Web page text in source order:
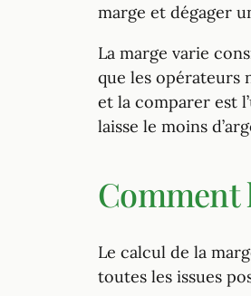
marge et dégager
La marge varie
que les opérateurs
et la comparer est
laisse le moins
Comment
Le calcul de la
toutes les issues